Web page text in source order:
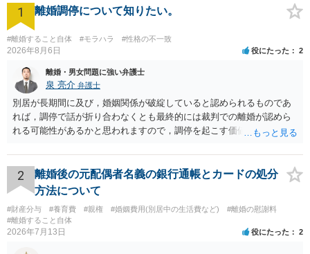
1 離婚調停について知りたい。
#離婚すること自体 #モラハラ #性格の不一致
2026年8月6日 役にたった 2
離婚・男女問題に強い弁護士
泉 亮介 弁護士
別居が長期間に及び，婚姻関係が破綻していると認められるものであ
れば，調停で話が折り合わなくとも最終的には裁判での離婚が認めら
れる可能性があるかと思われますので，調停を起こす価値はあるよう
は調停が成立するということはないため，相手が合意するメリットを
だしてでも調停で終わらせるよう努めるのか，裁判離婚を見据えて調
停での離婚に固執しないかいずれかの対応は必要となるかと思われま
す。 お一人で対応するのは難しい側面もありますので弁護士を立てる
ことを検討されると良いかと思われます。
2
離婚後の元配偶者名義の銀行通帳とカードの処分
方法について
#財産分与 #養育費 #親権 #婚姻費用(別居中の生活費など)
#離婚の慰謝料
#離婚すること自体
2026年7月13日 役にたった 2